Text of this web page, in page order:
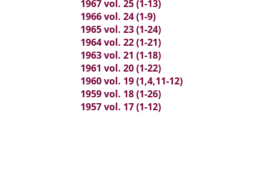
1967 vol. 25 (1-13)
1966 vol. 24 (1-9)
1965 vol. 23 (1-24)
1964 vol. 22 (1-21)
1963 vol. 21 (1-18)
1961 vol. 20 (1-22)
1960 vol. 19 (1,4,11-12)
1959 vol. 18 (1-26)
1957 vol. 17 (1-12)